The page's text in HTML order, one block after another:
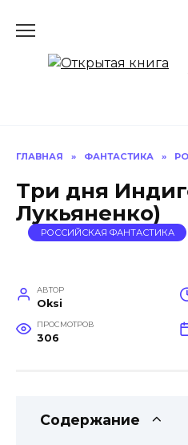
ГЛАВНАЯ » ФАНТАСТИКА »
Три дня
Лукьяненко)
РОССИЙСКАЯ ФАНТАСТИКА
АВТОР
Oksi
ПРОСМОТРОВ
306
Содержание